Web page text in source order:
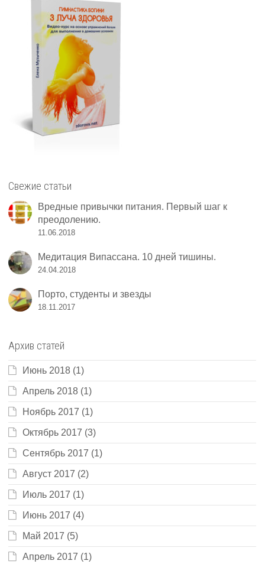
Свежие статьи
Вредные привычки питания. Первый шаг к
преодолению.
11.06.2018
Медитация Випассана. 10 дней тишины.
24.04.2018
Порто, студенты и звезды
18.11.2017
Архив статей
Июнь 2018 (1)
Апрель 2018 (1)
Ноябрь 2017 (1)
Октябрь 2017 (3)
Сентябрь 2017 (1)
Август 2017 (2)
Июль 2017 (1)
Июнь 2017 (4)
Май 2017 (5)
Апрель 2017 (1)